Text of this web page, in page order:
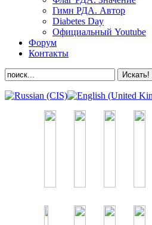
Гимн РДА. Автор
Diabetes Day
Официальный Youtube
Форум
Контакты